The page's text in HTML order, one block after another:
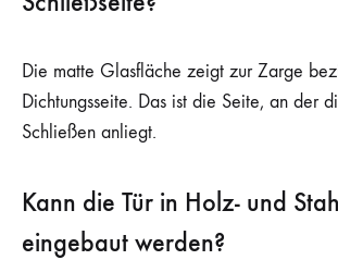
Die matte Glasfläche zeigt zur Zarge
Dichtungsseite. Das ist die Seite, an der
Schließen anliegt.
Kann die Tür in Holz- und
eingebaut werden?